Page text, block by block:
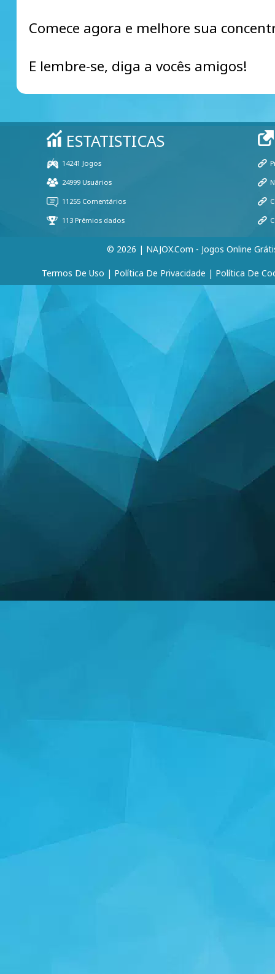
Comece agora e melhore sua
E lembre-se, diga a vocês amigos!
© 2026 | NAJOX.com - Jogos Online
Termos De Uso | Política De Privacidade | Política De